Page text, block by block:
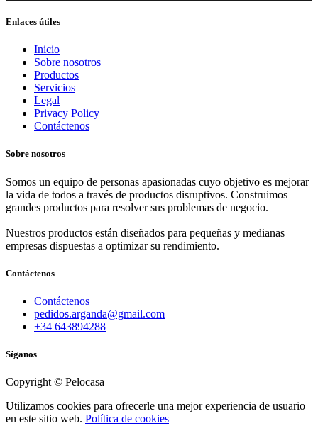
Enlaces útiles
Inicio
Sobre nosotros
Productos
Servicios
Legal
Privacy Policy
Contáctenos
Sobre nosotros
Somos un equipo de personas apasionadas cuyo objetivo es mejorar
la vida de todos a través de productos disruptivos. Construimos
grandes productos para resolver sus problemas de negocio.
Nuestros productos están diseñados para pequeñas y medianas
empresas dispuestas a optimizar su rendimiento.
Contáctenos
Contáctenos
pedidos.arganda@gmail.com
+34 643894288
Síganos
Copyright © Pelocasa
Utilizamos cookies para ofrecerle una mejor experiencia de usuario
en este sitio web. Política de cookies